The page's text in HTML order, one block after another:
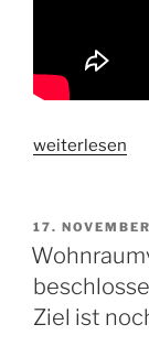
„Armut
Gerechtigkeit
stärken,
Teilhabe
weiterlesen
AM
17.
Ziel ist